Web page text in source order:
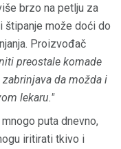
brzo na petlju za
štipanje može doći do
Proizvođač
preostale komade
da možda i
lekaru."
mnogo puta dnevno,
iritirati tkivo i